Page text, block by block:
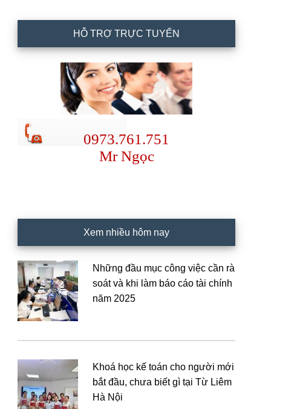
HỖ TRỢ TRỰC TUYẾN
0973.761.751
Mr Ngọc
Xem nhiều hôm nay
Những đầu mục công việc cần rà
soát và khi làm báo cáo tài chính
năm 2025
Khoá học kế toán cho người mới
bắt đầu, chưa biết gì tại Từ Liêm
Hà Nội